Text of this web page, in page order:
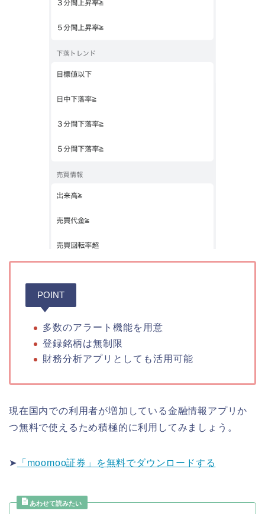
POINT
多数のアラート機能を用意
登録銘柄は無制限
財務分析アプリとしても活用可能
現在国内での利用者が増加している金融情報アプリか
つ無料で使えるため積極的に利用してみましょう。
➤ 「moomoo証券」を無料でダウンロードする